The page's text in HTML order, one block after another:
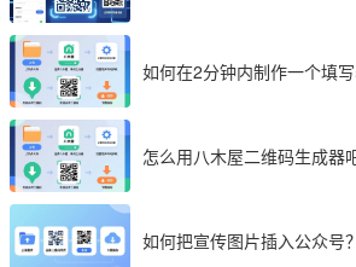
如何在2分钟内制作一个填
怎么用八木屋二维码生成器
如何把宣传图片插入公众号